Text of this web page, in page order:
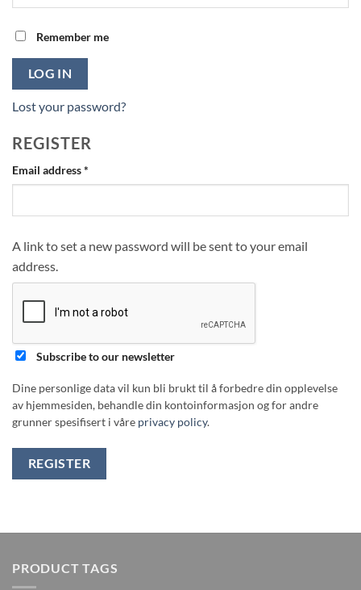
Remember me
LOG IN
Lost your password?
REGISTER
Email address*
A link to set a new password will be sent to your email
address.
Subscribe to our newsletter
Dine personlige data vil kun bli brukt til å forbedre din opplevelse
av hjemmesiden, behandle din kontoinformasjon og for andre
grunner spesifisert i våre privacy policy.
REGISTER
PRODUCT TAGS